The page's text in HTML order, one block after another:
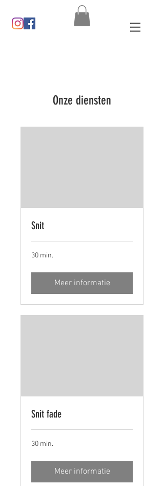
Onze diensten
Snit
30 min.
Meer informatie
Snit fade
30 min.
Meer informatie